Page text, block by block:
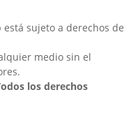
sujeto a derechos de
medio sin el
los derechos